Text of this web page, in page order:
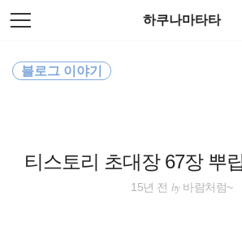
본
문
바
로
하쿠나마타타
티스토리 초대장 67장 뿌
블로그 이야기
15년 전 by바람처럼~
색
필리핀